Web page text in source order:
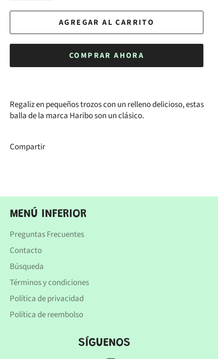
AGREGAR AL CARRITO
COMPRAR AHORA
Regaliz en pequeños trozos con un relleno delicioso, estas
balla de la marca Haribo son un clásico.
Compartir
MENÚ INFERIOR
Preguntas Frecuentes
Contacto
Búsqueda
Términos y condiciones
Política de privacidad
Política de reembolso
SÍGUENOS